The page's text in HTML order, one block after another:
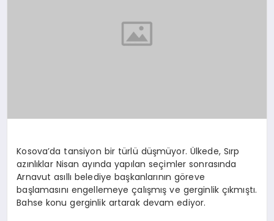
Kosova’da tansiyon bir türlü düşmüyor. Ülkede, Sırp
azınlıklar Nisan ayında yapılan seçimler sonrasında
Arnavut asıllı belediye başkanlarının göreve
başlamasını engellemeye çalışmış ve gerginlik çıkmıştı.
Bahse konu gerginlik artarak devam ediyor.